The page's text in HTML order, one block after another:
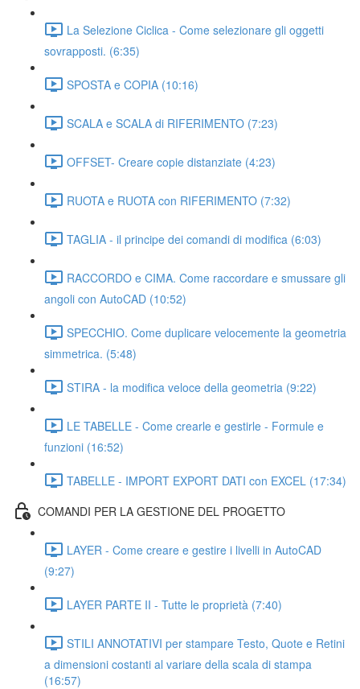
La Selezione Ciclica - Come selezionare gli oggetti
sovrapposti. (6:35)
SPOSTA e COPIA (10:16)
SCALA e SCALA di RIFERIMENTO (7:23)
OFFSET- Creare copie distanziate (4:23)
RUOTA e RUOTA con RIFERIMENTO (7:32)
TAGLIA - il principe dei comandi di modifica (6:03)
RACCORDO e CIMA. Come raccordare e smussare gli
angoli con AutoCAD (10:52)
SPECCHIO. Come duplicare velocemente la geometria
simmetrica. (5:48)
STIRA - la modifica veloce della geometria (9:22)
LE TABELLE - Come crearle e gestirle - Formule e
funzioni (16:52)
TABELLE - IMPORT EXPORT DATI con EXCEL (17:34)
COMANDI PER LA GESTIONE DEL PROGETTO
LAYER - Come creare e gestire i livelli in AutoCAD
(9:27)
LAYER PARTE II - Tutte le proprietà (7:40)
STILI ANNOTATIVI per stampare Testo, Quote e Retini
a dimensioni costanti al variare della scala di stampa
(16:57)